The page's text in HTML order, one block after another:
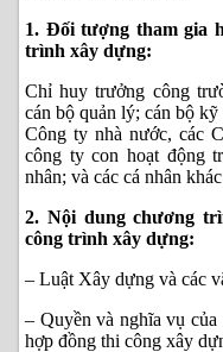
1. Đối tượng tham gia
trình xây dựng:
Chỉ huy trưởng công
cán bộ quản lý; cán bộ
Công ty nhà nước, các
công ty con hoạt động
nhân; và các cá nhân
2. Nội dung chương
công trình xây dựng:
– Luật Xây dựng và các
– Quyền và nghĩa vụ
hợp đồng thi công xây